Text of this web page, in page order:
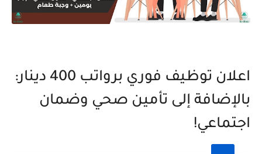
اعلان توظيف فوري برواتب 400 دينار:
بالإضافة إلى تأمين صحي وضمان
اجتماعي!